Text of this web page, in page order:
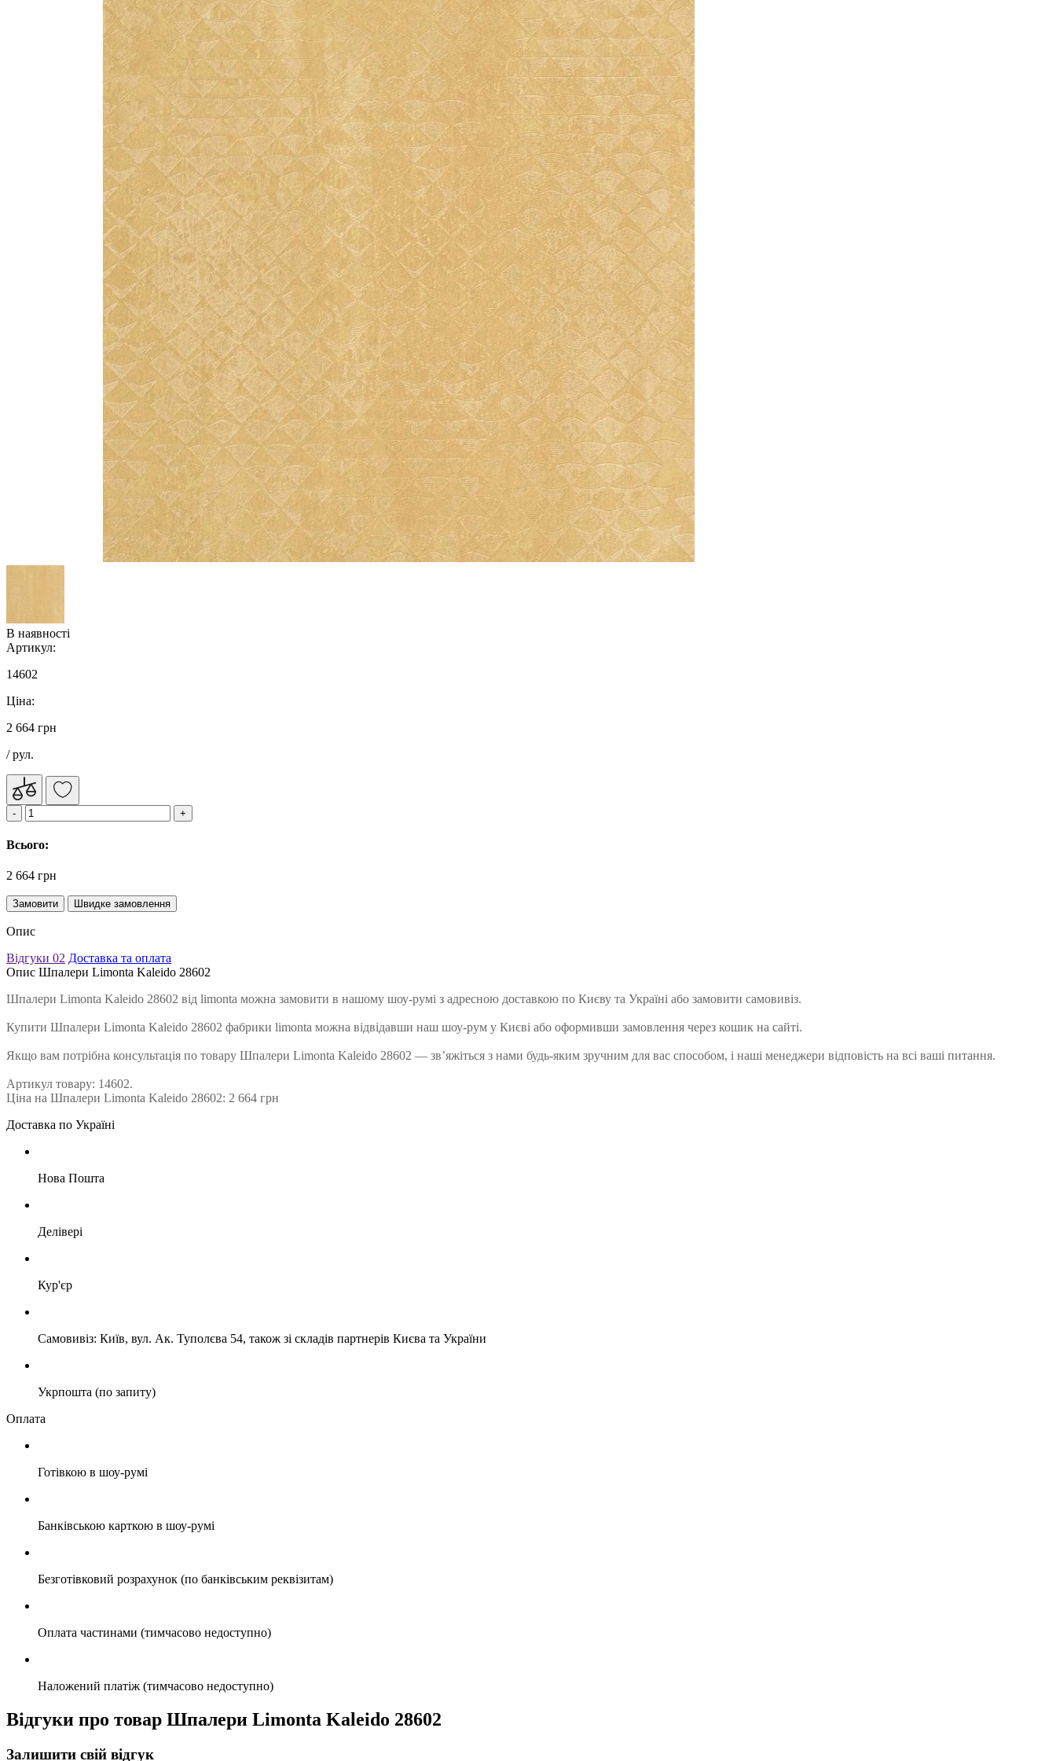
В наявності
Артикул:
14602
Ціна:
2 664 грн
/ рул.
Всього:
2 664 грн
Замовити Швидке замовлення
Опис
Відгуки 02 Доставка та оплата
Опис Шпалери Limonta Kaleido 28602
Шпалери Limonta Kaleido 28602 від limonta можна замовити в нашому шоу-румі з адресною доставкою по Києву та Україні або замовити самовивіз.
Купити Шпалери Limonta Kaleido 28602 фабрики limonta можна відвідавши наш шоу-рум у Києві або оформивши замовлення через кошик на сайті.
Якщо вам потрібна консультація по товару Шпалери Limonta Kaleido 28602 — зв’яжіться з нами будь-яким зручним для вас способом, і наші менеджери відповість на всі ваші питання.
Артикул товару: 14602.
Ціна на Шпалери Limonta Kaleido 28602: 2 664 грн
Доставка по Україні
Нова Пошта
Делівері
Кур'єр
Самовивіз: Київ, вул. Ак. Туполєва 54, також зі складів партнерів Києва та України
Укрпошта (по запиту)
Оплата
Готівкою в шоу-румі
Банківською карткою в шоу-румі
Безготівковий розрахунок (по банківським реквізитам)
Оплата частинами (тимчасово недоступно)
Наложений платіж (тимчасово недоступно)
Відгуки про товар Шпалери Limonta Kaleido 28602
Залишити свій відгук